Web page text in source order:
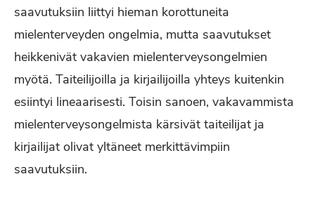
saavutuksiin liittyi hieman korottuneita
mielenterveyden ongelmia, mutta saavutukset
heikkenivät vakavien mielenterveysongelmien
myötä. Taiteilijoilla ja kirjailijoilla yhteys kuitenkin
esiintyi lineaarisesti. Toisin sanoen, vakavammista
mielenterveysongelmista kärsivät taiteilijat ja
kirjailijat olivat yltäneet merkittävimpiin
saavutuksiin.